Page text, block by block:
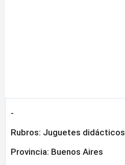
-
Rubros: Juguetes didácticos
Provincia: Buenos Aires